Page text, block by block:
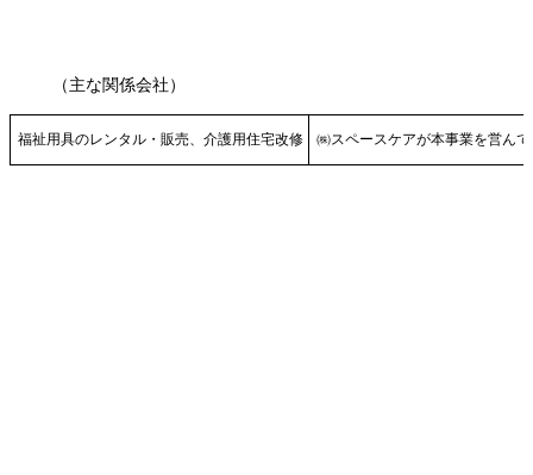
（主な関係会社）
福祉用具のレンタル・販売、介護用住宅改修 ㈱スペースケアが本事業を営ん